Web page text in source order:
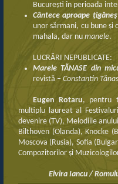
București în perioada
Cântece aproape
unor sărmani, cu bune și
mahala, dar nu manele.
LUCRĂRI NEPUBLICATE:
Marele TĂNASE din
revistă – Constantin
Eugen Rotaru, pentru
multiplu laureat al
devenire (TV), Melodiile
Bilthoven (Olanda), Knocke
Moscova (Rusia), Sofia
Compozitorilor și
Elvira Iancu /